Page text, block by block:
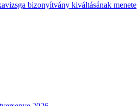
bizonyítvány kiváltásának menete